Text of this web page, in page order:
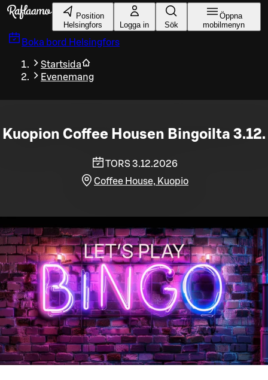
Gå till huvudinnehållet
Position
Helsingfors
Logga in Sök
Öppna
mobilmenyn
Boka bord Helsingfors
Startsida
Evenemang
Kuopion Coffee Housen Bingoilta 3.12.
TORS 3.12.2026
Coffee House, Kuopio